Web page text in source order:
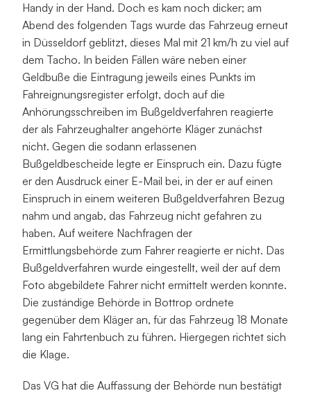
Handy in der Hand. Doch es kam noch dicker; am
Abend des folgenden Tags wurde das Fahrzeug erneut
in Düsseldorf geblitzt, dieses Mal mit 21 km/h zu viel auf
dem Tacho. In beiden Fällen wäre neben einer
Geldbuße die Eintragung jeweils eines Punkts im
Fahreignungsregister erfolgt, doch auf die
Anhörungsschreiben im Bußgeldverfahren reagierte
der als Fahrzeughalter angehörte Kläger zunächst
nicht. Gegen die sodann erlassenen
Bußgeldbescheide legte er Einspruch ein. Dazu fügte
er den Ausdruck einer E-Mail bei, in der er auf einen
Einspruch in einem weiteren Bußgeldverfahren Bezug
nahm und angab, das Fahrzeug nicht gefahren zu
haben. Auf weitere Nachfragen der
Ermittlungsbehörde zum Fahrer reagierte er nicht. Das
Bußgeldverfahren wurde eingestellt, weil der auf dem
Foto abgebildete Fahrer nicht ermittelt werden konnte.
Die zuständige Behörde in Bottrop ordnete
gegenüber dem Kläger an, für das Fahrzeug 18 Monate
lang ein Fahrtenbuch zu führen. Hiergegen richtet sich
die Klage.
Das VG hat die Auffassung der Behörde nun bestätigt